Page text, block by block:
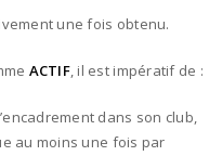
une fois obtenu.
ACTIF, il est impératif de :
dans son club,
au moins une fois par